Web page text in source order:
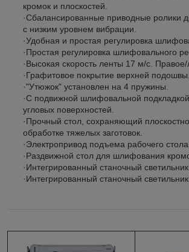
кромок и плоскостей.
·Сбалансированные приводные ролики
с низким уровнем вибрации.
·Удобная и простая регулировка
·Простая регулировка шлифовального
·Высокая скорость ленты 17 м/с.
·Графитовое покрытие верхней подошвы.
·"Утюжок" установлен на 4 пружины.
·С подвижной шлифовальной
угловых поверхностей.
·Прочный стол, сохраняющий
обработке тяжелых заготовок.
·Электропривод подъема рабочего стола.
·Раздвижной стол для шлифования
·Интегрированный станочный светильник.
·Интегрированный станочный светильник.